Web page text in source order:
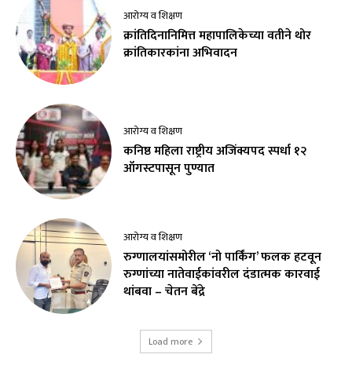
आरोग्य व शिक्षण
क्रांतिदिनानिमित्त महापालिकेच्या वतीने थोर
क्रांतिकारकांना अभिवादन
आरोग्य व शिक्षण
कनिष्ठ महिला राष्ट्रीय अजिंक्यपद स्पर्धा १२
ऑगस्टपासून पुण्यात
आरोग्य व शिक्षण
रुग्णालयांसमोरील ‘नो पार्किंग’ फलक हटवून
रुग्णांच्या नातेवाईकांवरील दंडात्मक कारवाई
थांबवा – चेतन बेंद्रे
Load more